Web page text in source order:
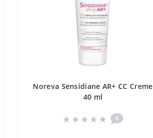
Noreva Sensidiane AR+ CC Creme
40 ml
0